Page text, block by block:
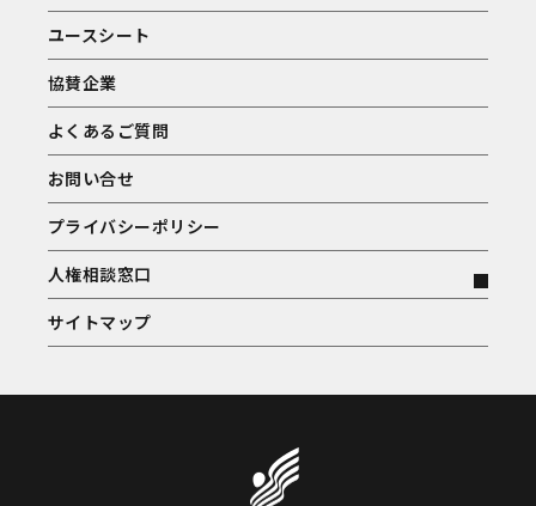
ユースシート
協賛企業
よくあるご質問
お問い合せ
プライバシーポリシー
人権相談窓口
サイトマップ